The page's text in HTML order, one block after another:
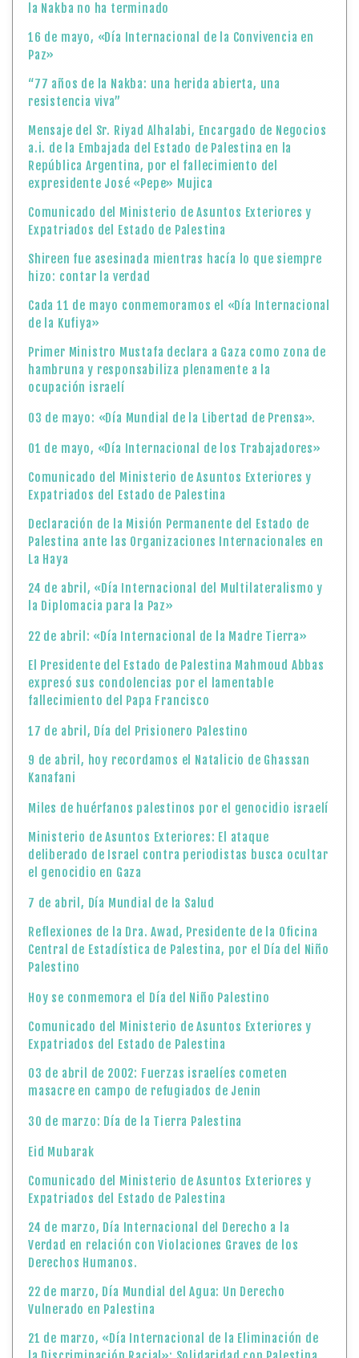
la Nakba no ha terminado
16 de mayo, «Día Internacional de la Convivencia en
Paz»
“77 años de la Nakba: una herida abierta, una
resistencia viva”
Mensaje del Sr. Riyad Alhalabi, Encargado de Negocios
a.i. de la Embajada del Estado de Palestina en la
República Argentina, por el fallecimiento del
expresidente José «Pepe» Mujica
Comunicado del Ministerio de Asuntos Exteriores y
Expatriados del Estado de Palestina
Shireen fue asesinada mientras hacía lo que siempre
hizo: contar la verdad
Cada 11 de mayo conmemoramos el «Día Internacional
de la Kufiya»
Primer Ministro Mustafa declara a Gaza como zona de
hambruna y responsabiliza plenamente a la
ocupación israelí
03 de mayo: «Día Mundial de la Libertad de Prensa».
01 de mayo, «Día Internacional de los Trabajadores»
Comunicado del Ministerio de Asuntos Exteriores y
Expatriados del Estado de Palestina
Declaración de la Misión Permanente del Estado de
Palestina ante las Organizaciones Internacionales en
La Haya
24 de abril, «Día Internacional del Multilateralismo y
la Diplomacia para la Paz»
22 de abril: «Día Internacional de la Madre Tierra»
El Presidente del Estado de Palestina Mahmoud Abbas
expresó sus condolencias por el lamentable
fallecimiento del Papa Francisco
17 de abril, Día del Prisionero Palestino
9 de abril, hoy recordamos el Natalicio de Ghassan
Kanafani
Miles de huérfanos palestinos por el genocidio israelí
Ministerio de Asuntos Exteriores: El ataque
deliberado de Israel contra periodistas busca ocultar
el genocidio en Gaza
7 de abril, Día Mundial de la Salud
Reflexiones de la Dra. Awad, Presidente de la Oficina
Central de Estadística de Palestina, por el Día del Niño
Palestino
Hoy se conmemora el Día del Niño Palestino
Comunicado del Ministerio de Asuntos Exteriores y
Expatriados del Estado de Palestina
03 de abril de 2002: Fuerzas israelíes cometen
masacre en campo de refugiados de Jenin
30 de marzo: Día de la Tierra Palestina
Eid Mubarak
Comunicado del Ministerio de Asuntos Exteriores y
Expatriados del Estado de Palestina
24 de marzo, Día Internacional del Derecho a la
Verdad en relación con Violaciones Graves de los
Derechos Humanos.
22 de marzo, Día Mundial del Agua: Un Derecho
Vulnerado en Palestina
21 de marzo, «Día Internacional de la Eliminación de